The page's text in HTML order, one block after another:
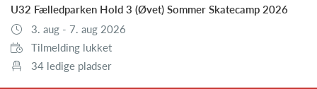
U32 Fælledparken Hold 3 (Øvet) Sommer Skatecamp 2026
3. aug - 7. aug 2026
Tilmelding lukket
34 ledige pladser